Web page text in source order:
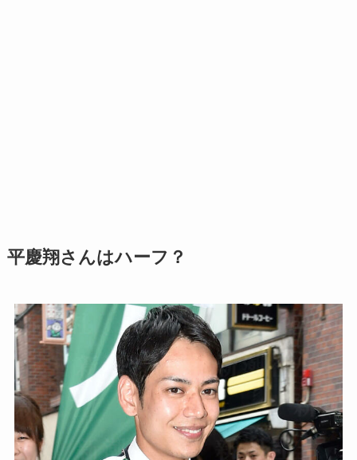
平慶翔さんはハーフ？